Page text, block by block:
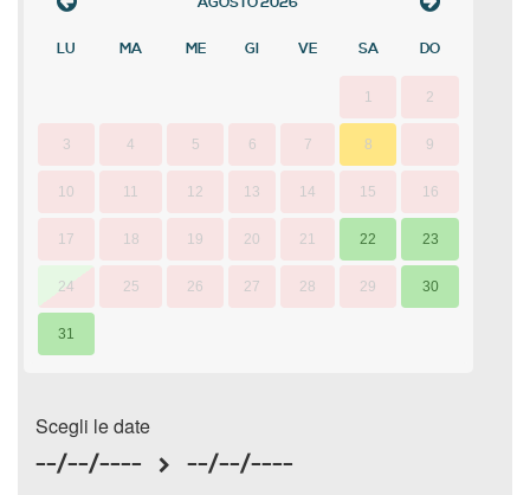
LU MA ME GI VE SA DO
1 2
3 4 5 6 7 8 9
10 11 12 13 14 15 16
17 18 19 20 21 22 23
24 25 26 27 28 29 30
31
Scegli le date
--/--/---- --/--/----